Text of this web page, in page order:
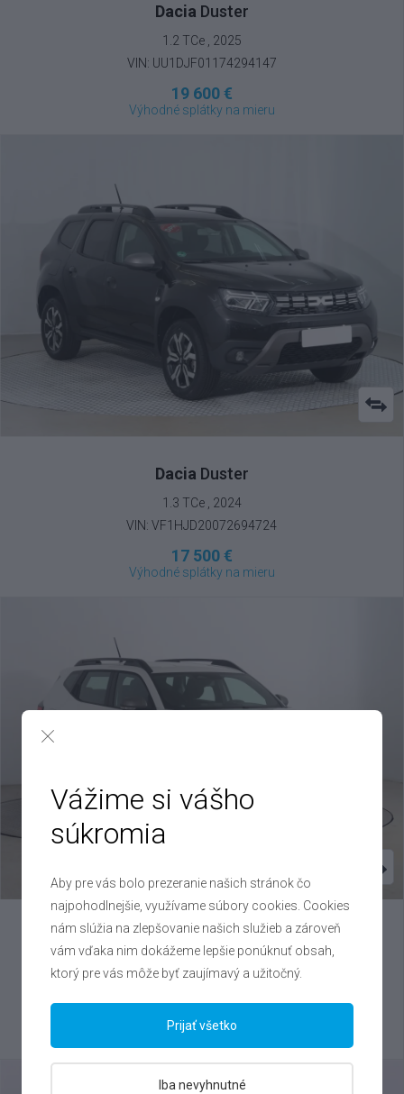
Dacia Duster
1.2 TCe , 2025
VIN: UU1DJF01174294147
19 600 €
Výhodné splátky na mieru
Dacia Duster
1.3 TCe , 2024
VIN: VF1HJD20072694724
17 500 €
Výhodné splátky na mieru
DaciaDuster
1.2 TCe , 2025
19 900 €
Výhodné splátky na mieru
Vážime si vášho
súkromia
Aby pre vás bolo prezeranie našich stránok čo
najpohodlnejšie, využívame súbory cookies. Cookies
nám slúžia na zlepšovanie našich služieb a zároveň
vám vďaka nim dokážeme lepšie ponúknuť obsah,
ktorý pre vás môže byť zaujímavý a užitočný.
Iba nevyhnutné
Prijať všetko